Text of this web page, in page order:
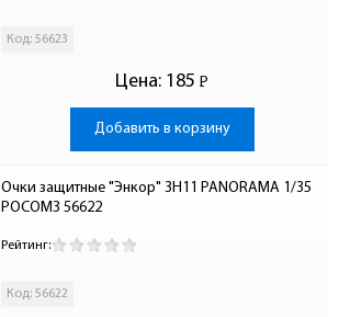
Код: 56623
Цена: 185 Р
-
Добавить в корзину
Очки защитные "Энкор" 3Н11 PANORAMA 1/35
РОСОМЗ 56622
Рейтинг:
Код: 56622